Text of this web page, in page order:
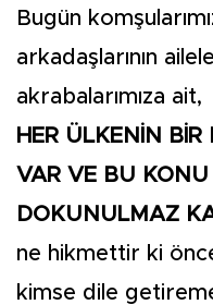
Bugün
arkadaşlarının
akrabalarımıza
HER ÜLKENİN BİR
VAR VE BU KONU
DOKUNULMAZ
ne hikmettir ki
kimse dile